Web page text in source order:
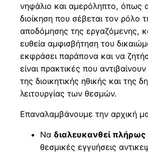
νηφάλιο και αμερόληπτο, όπως
διοίκηση που σέβεται τον ρόλο
αποδόμησης της εργαζόμενης,
ευθεία αμφισβήτηση του
εκφράσει παράπονα και να
είναι πρακτικές που
της διοικητικής ηθικής και της
λειτουργίας των θεσμών.
Επαναλαμβάνουμε την αρχική
Να διαλευκανθεί πλήρως
θεσμικές εγγυήσεις